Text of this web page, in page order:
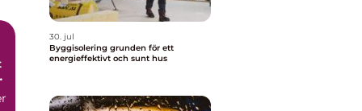
30. jul
Byggisolering grunden för ett
energieffektivt och sunt hus